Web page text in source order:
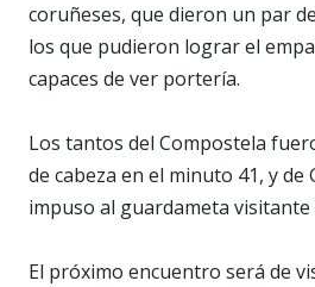
coruñeses, que dieron un par
los que pudieron lograr el
capaces de ver portería.
Los tantos del Compostela
de cabeza en el minuto 41, y de
impuso al guardameta visitante
El próximo encuentro será de